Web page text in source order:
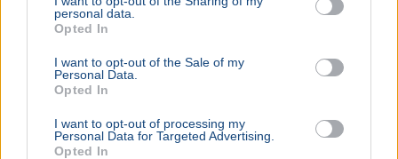
personal data.
Opted In
I want to opt-out of the Sale of my
Personal Data.
Opted In
I want to opt-out of processing my
Personal Data for Targeted Advertising.
Opted In
Baleset Párizs London Migráció